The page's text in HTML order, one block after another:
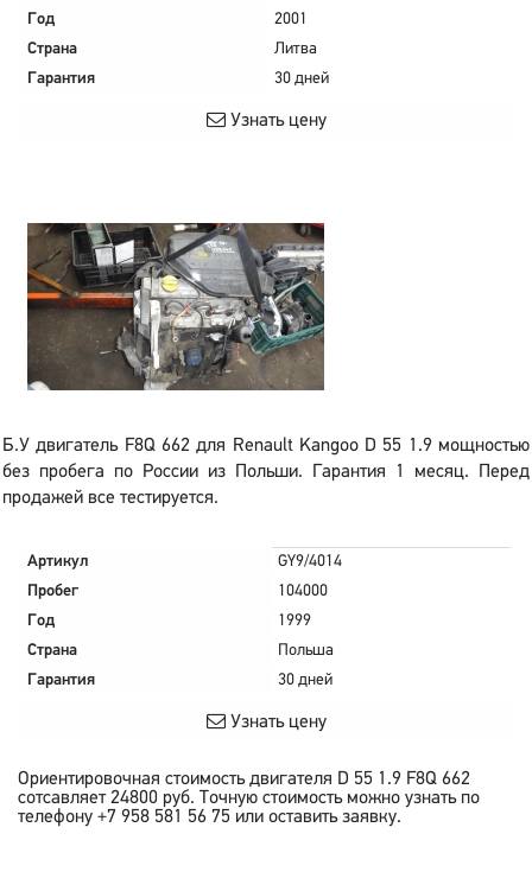
Год
2001
Страна
Литва
Гарантия
30 дней
Узнать цену
Б.У двигатель F8Q 662 для Renault Kangoo D 55 1.9 мощностью
без пробега по России из Польши. Гарантия 1 месяц. Перед
продажей все тестируется.
Артикул
GY9/4014
Пробег
104000
Год
1999
Страна
Польша
Гарантия
30 дней
Узнать цену
Ориентировочная стоимость двигателя D 55 1.9 F8Q 662
сотсавляет24800 руб.
Точную стоимость можно узнать по
телефону +7 958 581 56 75 или оставить заявку.